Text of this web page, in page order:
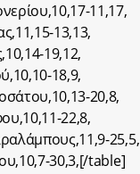
11,17,
13,13,
19,12,
18,9,
20,8,
22,8,
25,5,
30,3,[/table]